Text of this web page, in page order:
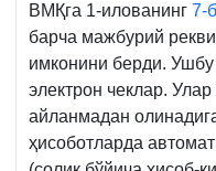
ВМҚга 1-илованинг 7-
барча мажбурий
имконини берди. Ушбу
электрон чеклар.
айланмадан
ҳисоботларда